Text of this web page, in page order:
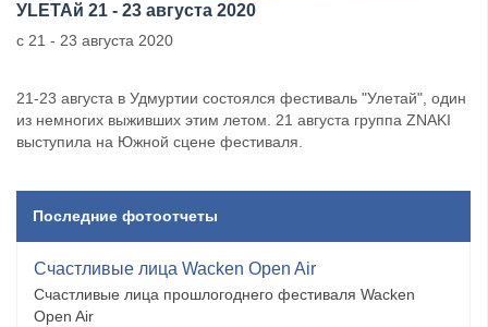
УLETAй 21 - 23 августа 2020
с 21 - 23 августа 2020
21-23 августа в Удмуртии состоялся фестиваль "Улетай", один
из немногих выживших этим летом. 21 августа группа ZNAKI
выступила на Южной сцене фестиваля.
Последние фотоотчеты
Счастливые лица Wacken Open Air
Счастливые лица прошлогоднего фестиваля Wacken
Open Air